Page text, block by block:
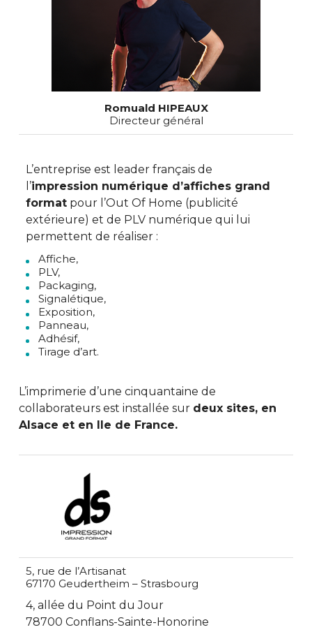
Romuald HIPEAUX
Directeur général
L’entreprise est leader français de
l’impression numérique d’affiches grand
format pour l’Out Of Home (publicité
extérieure) et de PLV numérique qui lui
permettent de réaliser :
Affiche,
PLV,
Packaging,
Signalétique,
Exposition,
Panneau,
Adhésif,
Tirage d’art.
L’imprimerie d’une cinquantaine de
collaborateurs est installée sur deux sites, en
Alsace et en Ile de France.
5, rue de l’Artisanat
67170 Geudertheim – Strasbourg
4, allée du Point du Jour
78700 Conflans-Sainte-Honorine